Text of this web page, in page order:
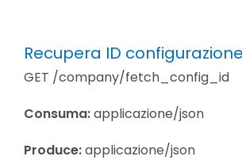
Recupera ID
GET /company/fetch_config_id
Consuma:applicazione/json
Produce:applicazione/json